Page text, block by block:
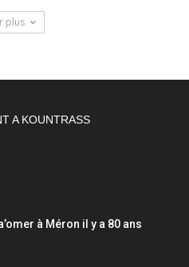
plus
A KOUNTRASS
à Méron il y a 80 ans